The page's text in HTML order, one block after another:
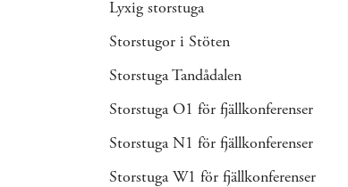
Lyxig storstuga
Storstugor i Stöten
Storstuga Tandådalen
Storstuga O1 för fjällkonferenser
Storstuga N1 för fjällkonferenser
Storstuga W1 för fjällkonferenser